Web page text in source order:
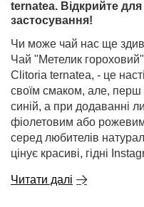
ternatea. Відкрийте
застосування!
Чи може чай нас ще
Чай "Метелик
Clitoria ternatea, - це
своїм смаком, але, перш
синій, а при додаванні
фіолетовим або рожевим
серед любителів
цінує красиві, гідні
Читати далі